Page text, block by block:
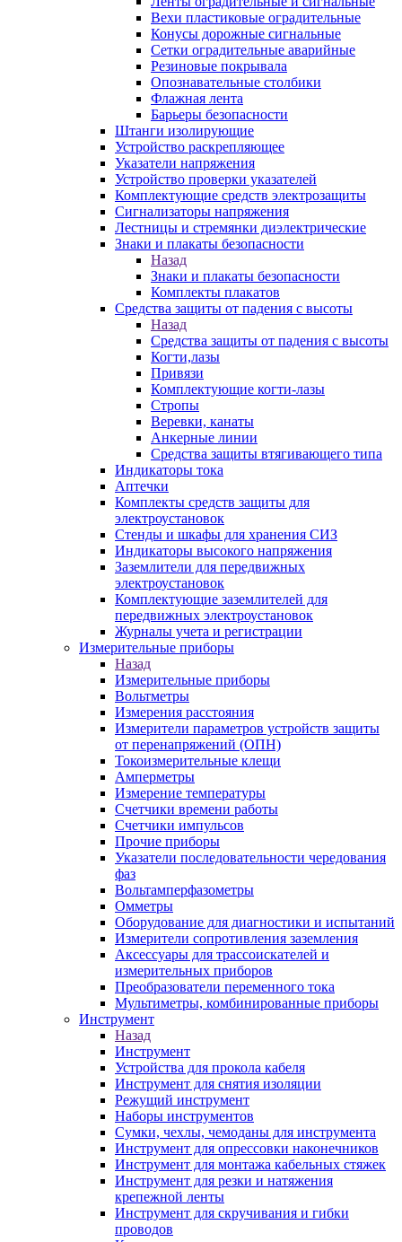
Вехи пластиковые оградительные
Конусы дорожные сигнальные
Сетки оградительные аварийные
Резиновые покрывала
Опознавательные столбики
Флажная лента
Барьеры безопасности
Штанги изолирующие
Устройство раскрепляющее
Указатели напряжения
Устройство проверки указателей
Комплектующие средств электрозащиты
Сигнализаторы напряжения
Лестницы и стремянки диэлектрические
Знаки и плакаты безопасности
Назад
Знаки и плакаты безопасности
Комплекты плакатов
Средства защиты от падения с высоты
Назад
Средства защиты от падения с высоты
Когти,лазы
Привязи
Комплектующие когти-лазы
Стропы
Веревки, канаты
Анкерные линии
Средства защиты втягивающего типа
Индикаторы тока
Аптечки
Комплекты средств защиты для
электроустановок
Стенды и шкафы для хранения СИЗ
Индикаторы высокого напряжения
Заземлители для передвижных
электроустановок
Комплектующие заземлителей для
передвижных электроустановок
Журналы учета и регистрации
Измерительные приборы
Назад
Измерительные приборы
Вольтметры
Измерения расстояния
Измерители параметров устройств защиты
от перенапряжений (ОПН)
Токоизмерительные клещи
Амперметры
Измерение температуры
Счетчики времени работы
Счетчики импульсов
Прочие приборы
Указатели последовательности чередования
фаз
Вольтамперфазометры
Омметры
Оборудование для диагностики и испытаний
Измерители сопротивления заземления
Аксессуары для трассоискателей и
измерительных приборов
Преобразователи переменного тока
Мультиметры, комбинированные приборы
Инструмент
Назад
Инструмент
Устройства для прокола кабеля
Инструмент для снятия изоляции
Режущий инструмент
Наборы инструментов
Сумки, чехлы, чемоданы для инструмента
Инструмент для опрессовки наконечников
Инструмент для монтажа кабельных стяжек
Инструмент для резки и натяжения
крепежной ленты
Инструмент для скручивания и гибки
проводов